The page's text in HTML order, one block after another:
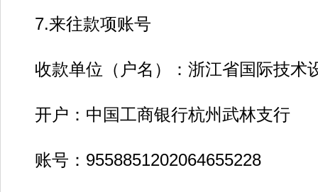
7.来往款项账号
收款单位（户名）：浙江省国际技术
开户：中国工商银行杭州武林支行
账号：9558851202064655228